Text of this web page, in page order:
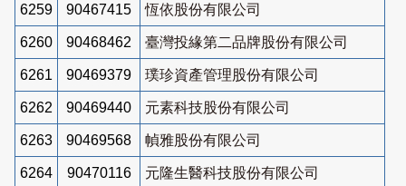
6259 90467415 恆依股份有限公司
6260 90468462 臺灣投緣第二品牌股份有限公司
6261 90469379 璞珍資產管理股份有限公司
6262 90469440 元素科技股份有限公司
6263 90469568 幀雅股份有限公司
6264 90470116 元隆生醫科技股份有限公司